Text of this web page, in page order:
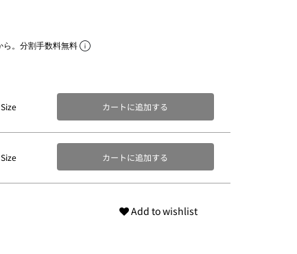
ら。分割手数料無料
カートに追加する
カートに追加する
Add to wishlist